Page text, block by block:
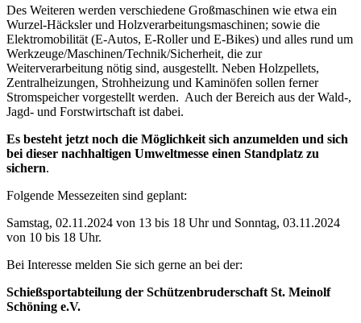
Des Weiteren werden verschiedene Großmaschinen wie etwa ein
Wurzel-Häcksler und Holzverarbeitungsmaschinen; sowie die
Elektromobilität (E-Autos, E-Roller und E-Bikes) und alles rund um
Werkzeuge/Maschinen/Technik/Sicherheit, die zur
Weiterverarbeitung nötig sind, ausgestellt. Neben Holzpellets,
Zentralheizungen, Strohheizung und Kaminöfen sollen ferner
Stromspeicher vorgestellt werden. Auch der Bereich aus der Wald-,
Jagd- und Forstwirtschaft ist dabei.
Es besteht jetzt noch die Möglichkeit sich anzumelden und sich
bei dieser nachhaltigen Umweltmesse einen Standplatz zu
sichern.
Folgende Messezeiten sind geplant:
Samstag, 02.11.2024 von 13 bis 18 Uhr und Sonntag, 03.11.2024
von 10 bis 18 Uhr.
Bei Interesse melden Sie sich gerne an bei der:
Schießsportabteilung der Schützenbruderschaft St. Meinolf
Schöning e.V.